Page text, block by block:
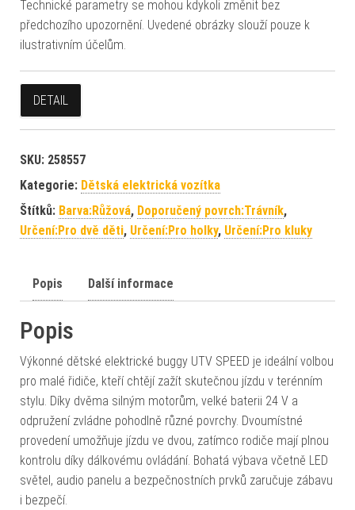
Technické parametry se mohou kdykoli změnit bez
předchozího upozornění. Uvedené obrázky slouží pouze k
ilustrativním účelům.
DETAIL
SKU: 258557
Kategorie: Dětská elektrická vozítka
Štítků: Barva:Růžová, Doporučený povrch:Trávník,
Určení:Pro dvě děti, Určení:Pro holky, Určení:Pro kluky
Popis Další informace
Popis
Výkonné dětské elektrické buggy UTV SPEED je ideální volbou
pro malé řidiče, kteří chtějí zažít skutečnou jízdu v terénním
stylu. Díky dvěma silným motorům, velké baterii 24 V a
odpružení zvládne pohodlně různé povrchy. Dvoumístné
provedení umožňuje jízdu ve dvou, zatímco rodiče mají plnou
kontrolu díky dálkovému ovládání. Bohatá výbava včetně LED
světel, audio panelu a bezpečnostních prvků zaručuje zábavu
i bezpečí.